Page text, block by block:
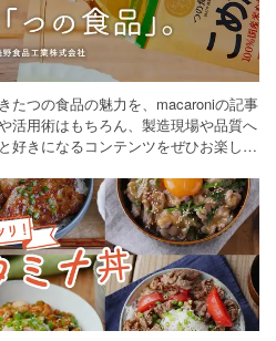
たつの食品の魅力を、macaroniの記事
活用術はもちろん、製造現場や品質へ
好きになるコンテンツをぜひお楽しみ